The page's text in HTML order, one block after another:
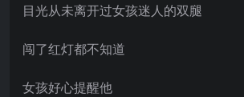
目光从未离开过女孩迷人的双腿
闯了红灯都不知道
女孩好心提醒他